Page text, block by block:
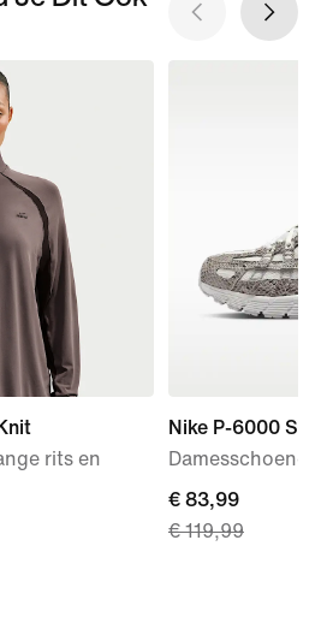
rits en
Nike P-6000 SE
Damesschoenen
current
price
€ 83,99
€ 119,99